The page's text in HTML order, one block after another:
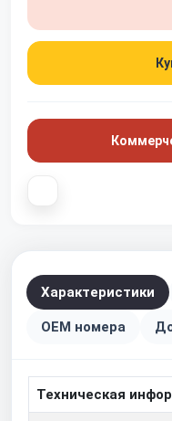
Характеристики
OEM номера
Техническая